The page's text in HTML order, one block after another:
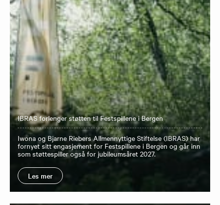
IBRAS forlenger støtten til Festspillene i Bergen
Iwona og Bjarne Riebers Allmennyttige Stiftelse (IBRAS) har
fornyet sitt engasjement for Festspillene i Bergen og går inn
som støttespiller også for jubileumsåret 2027.
Les mer